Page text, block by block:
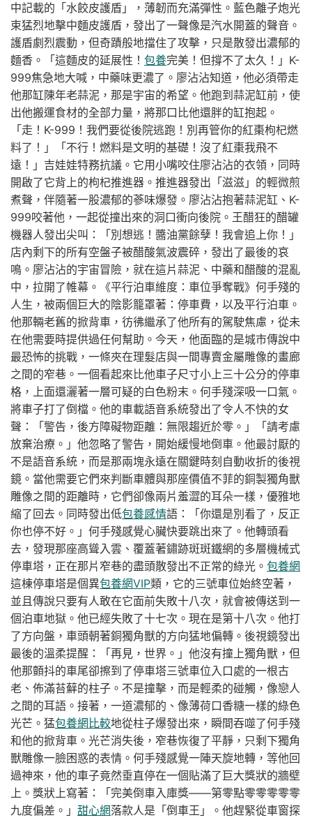
中記載的「水餃皮護盾」，薄韌而充滿彈性。藍色離子炮光
束猛烈地擊中麵皮護盾，發出了一聲像是汽水開蓋的聲音。
護盾劇烈震動，但奇蹟般地擋住了攻擊，只是散發出濃郁的
麵香。「這麵皮的延展性！ 包養完美！但撐不了太久！」K-
999焦急地大喊，中藥味更濃了。廖沾沾知道，他必須帶走
他那缸陳年老蒜泥，那是宇宙的希望。他跑到蒜泥缸前，使
出他搬運食材的全部力量，將那口比他還胖的缸抱起。
「走！K-999！我們要從後院逃跑！別再管你的紅棗枸杞燃
料了！」「不行！燃料是文明的基礎！沒了紅棗我飛不
遠！」吉娃娃特務抗議。它用小嘴咬住廖沾沾的衣領，同時
開啟了它背上的枸杞推進器。推進器發出「滋滋」的輕微煎
煮聲，伴隨著一股濃郁的蔘味爆發。廖沾沾抱著蒜泥缸、K-
999咬著他，一起從撞出來的洞口衝向後院。王醋狂的醋罐
機器人發出尖叫：「別想逃！醬油黨餘孽！我會追上你！」
店內剩下的所有空盤子被醋酸氣波震碎，發出了最後的哀
鳴。廖沾沾的宇宙冒險，就在這片蒜泥、中藥和醋酸的混亂
中，拉開了帷幕。《平行泊車維度：車位爭奪戰》何手殘的
人生，被兩個巨大的陰影籠罩著：停車費，以及平行泊車。
他那輛老舊的掀背車，彷彿繼承了他所有的駕駛焦慮，從未
在他需要時提供過任何幫助。今天，他面臨的是城市傳說中
最恐怖的挑戰，一條夾在理髮店與一間專賣金屬雕像的畫廊
之間的窄巷。一個看起來比他車子尺寸小上三十公分的停車
格，上面還灑著一層可疑的白色粉末。何手殘深吸一口氣。
將車子打了倒檔。他的車載語音系統發出了令人不快的女
聲：「警告，後方障礙物距離：無限趨近於零。」「請考慮
放棄治療。」他忽略了警告，開始緩慢地倒車。他最討厭的
不是語音系統，而是那兩塊永遠在關鍵時刻自動收折的後視
鏡。當他需要它們來判斷車體與那座價值不菲的銅製獨角獸
雕像之間的距離時，它們卻像兩片羞澀的耳朵一樣，優雅地
縮了回去。同時發出低包養感情語：「你還是別看了，反正
你也停不好。」何手殘感覺心臟快要跳出來了。他轉頭看
去，發現那座高聳入雲、覆蓋著鏽跡斑斑鐵網的多層機械式
停車塔，正在那片窄巷的盡頭散發出不正常的綠光。 包養網
這棟停車塔是個異包養網VIP類，它的三號車位始終空著，
並且傳說只要有人敢在它面前失敗十八次，就會被傳送到一
個泊車地獄。他已經失敗了十七次。現在是第十八次。他打
了方向盤，車頭朝著銅獨角獸的方向猛地偏轉。後視鏡發出
最後的溫柔提醒：「再見，世界。」他沒有撞上獨角獸，但
他那顫抖的車尾卻擦到了停車塔三號車位入口處的一根古
老、佈滿苔蘚的柱子。不是撞擊，而是輕柔的碰觸，像戀人
之間的耳語。接著，一道濃郁的、像薄荷口香糖一樣的綠色
光芒。猛包養網比較地從柱子爆發出來，瞬間吞噬了何手殘
和他的掀背車。光芒消失後，窄巷恢復了平靜，只剩下獨角
獸雕像一臉困惑的表情。何手殘感覺一陣天旋地轉，等他回
過神來，他的車子竟然垂直停在一個貼滿了巨大獎狀的牆壁
上。獎狀上寫著：「完美倒車入庫獎——第零點零零零零零
九度偏差。」 甜心網落款人是「倒車王」。他趕緊從車窗探